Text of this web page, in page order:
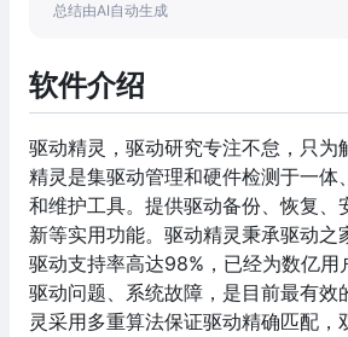
软件介绍
驱动精灵，驱动研究专注不怠，只为
精灵是集驱动管理和硬件检测于一体
和维护工具。提供驱动备份、恢复、
新等实用功能。驱动精灵秉承驱动之
驱动支持率高达98%，已经为数亿用
驱动问题、系统故障，是目前最有效
灵采用多重算法保证驱动精确匹配，